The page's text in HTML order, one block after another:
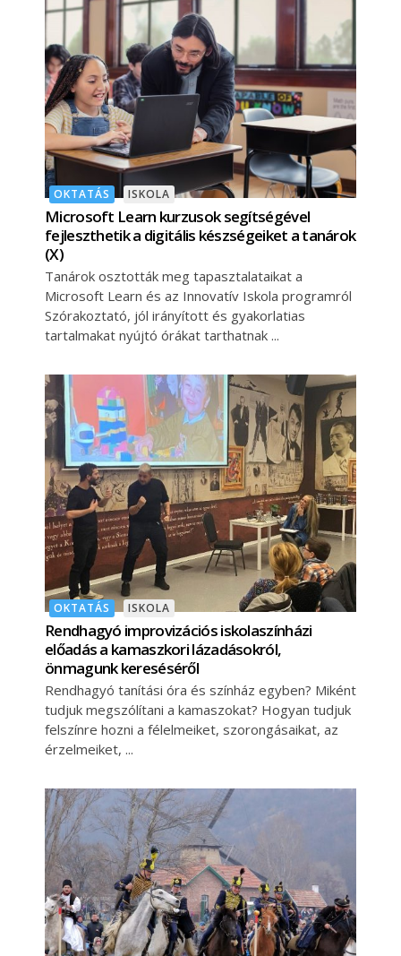
OKTATÁS ISKOLA
Microsoft Learn kurzusok segítségével
fejleszthetik a digitális készségeiket a tanárok
(X)
Tanárok osztották meg tapasztalataikat a
Microsoft Learn és az Innovatív Iskola programról
Szórakoztató, jól irányított és gyakorlatias
tartalmakat nyújtó órákat tarthatnak
OKTATÁS ISKOLA
Rendhagyó improvizációs iskolaszínházi
előadás a kamaszkori lázadásokról,
önmagunk kereséséről
Rendhagyó tanítási óra és színház egyben? Miként
tudjuk megszólítani a kamaszokat? Hogyan tudjuk
felszínre hozni a félelmeiket, szorongásaikat, az
érzelmeiket,